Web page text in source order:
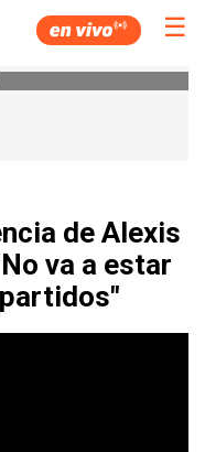
☰
de Alexis
va a estar